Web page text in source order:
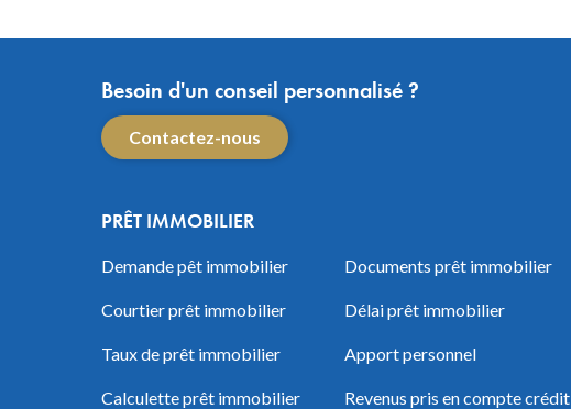
Besoin d'un conseil personnalisé ?
Contactez-nous
PRÊT IMMOBILIER
Demande pêt immobilier
Courtier prêt immobilier
Taux de prêt immobilier
Calculette prêt immobilier
Documents prêt immobilier
Délai prêt immobilier
Apport personnel
Revenus pris en compte crédit